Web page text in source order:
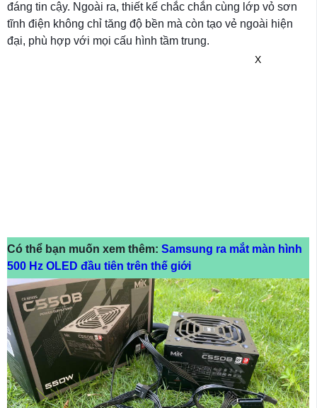
đáng tin cậy. Ngoài ra, thiết kế chắc chắn cùng lớp vỏ sơn
tĩnh điện không chỉ tăng độ bền mà còn tạo vẻ ngoài hiện
đại, phù hợp với mọi cấu hình tầm trung.
X
Có thể bạn muốn xem thêm: Samsung ra mắt màn hình
500 Hz OLED đầu tiên trên thế giới